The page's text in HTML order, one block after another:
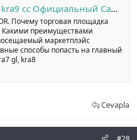
cc Официальный Сайт №1
Почему торговая площадка
Какими преимуществами
маркетплэйс
способы попасть на главный
gl, kra8
Cevapla